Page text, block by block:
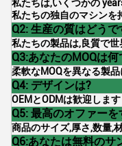
私たちは,いくつかの
私たちの独自のマシンを
Q2: 生産の質はどうで
私たちの製品は,良質で
Q3:あなたのMOQは何
柔軟なMOQを異なる製
Q4: デザインは?
OEMとODMは歓迎します
Q5: 最高のオファー
商品のサイズ,厚さ,数量,
Q6:あなたは無料のサ